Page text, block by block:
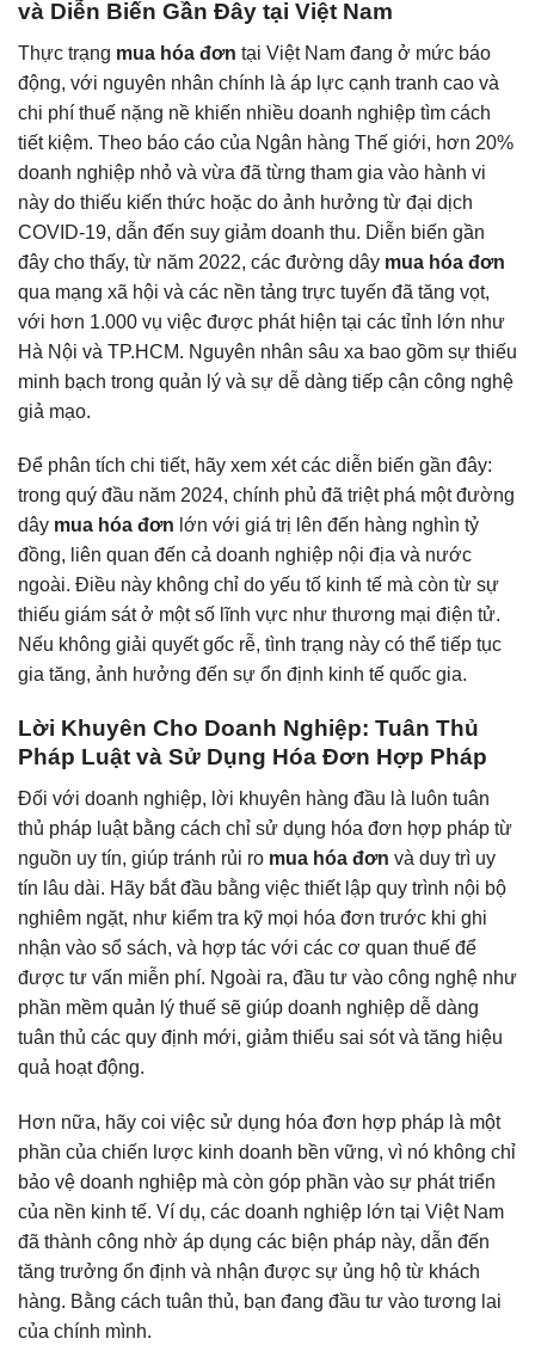
và Diễn Biến Gần Đây tại Việt Nam
Thực trạng mua hóa đơn tại Việt Nam đang ở mức báo
động, với nguyên nhân chính là áp lực cạnh tranh cao và
chi phí thuế nặng nề khiến nhiều doanh nghiệp tìm cách
tiết kiệm. Theo báo cáo của Ngân hàng Thế giới, hơn 20%
doanh nghiệp nhỏ và vừa đã từng tham gia vào hành vi
này do thiếu kiến thức hoặc do ảnh hưởng từ đại dịch
COVID-19, dẫn đến suy giảm doanh thu. Diễn biến gần
đây cho thấy, từ năm 2022, các đường dây mua hóa đơn
qua mạng xã hội và các nền tảng trực tuyến đã tăng vọt,
với hơn 1.000 vụ việc được phát hiện tại các tỉnh lớn như
Hà Nội và TP.HCM. Nguyên nhân sâu xa bao gồm sự thiếu
minh bạch trong quản lý và sự dễ dàng tiếp cận công nghệ
giả mạo.
Để phân tích chi tiết, hãy xem xét các diễn biến gần đây:
trong quý đầu năm 2024, chính phủ đã triệt phá một đường
dây mua hóa đơn lớn với giá trị lên đến hàng nghìn tỷ
đồng, liên quan đến cả doanh nghiệp nội địa và nước
ngoài. Điều này không chỉ do yếu tố kinh tế mà còn từ sự
thiếu giám sát ở một số lĩnh vực như thương mại điện tử.
Nếu không giải quyết gốc rễ, tình trạng này có thể tiếp tục
gia tăng, ảnh hưởng đến sự ổn định kinh tế quốc gia.
Lời Khuyên Cho Doanh Nghiệp: Tuân Thủ
Pháp Luật và Sử Dụng Hóa Đơn Hợp Pháp
Đối với doanh nghiệp, lời khuyên hàng đầu là luôn tuân
thủ pháp luật bằng cách chỉ sử dụng hóa đơn hợp pháp từ
nguồn uy tín, giúp tránh rủi ro mua hóa đơn và duy trì uy
tín lâu dài. Hãy bắt đầu bằng việc thiết lập quy trình nội bộ
nghiêm ngặt, như kiểm tra kỹ mọi hóa đơn trước khi ghi
nhận vào sổ sách, và hợp tác với các cơ quan thuế để
được tư vấn miễn phí. Ngoài ra, đầu tư vào công nghệ như
phần mềm quản lý thuế sẽ giúp doanh nghiệp dễ dàng
tuân thủ các quy định mới, giảm thiểu sai sót và tăng hiệu
quả hoạt động.
Hơn nữa, hãy coi việc sử dụng hóa đơn hợp pháp là một
phần của chiến lược kinh doanh bền vững, vì nó không chỉ
bảo vệ doanh nghiệp mà còn góp phần vào sự phát triển
của nền kinh tế. Ví dụ, các doanh nghiệp lớn tại Việt Nam
đã thành công nhờ áp dụng các biện pháp này, dẫn đến
tăng trưởng ổn định và nhận được sự ủng hộ từ khách
hàng. Bằng cách tuân thủ, bạn đang đầu tư vào tương lai
của chính mình.